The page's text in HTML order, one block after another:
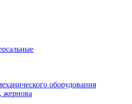
оборудования
жернова